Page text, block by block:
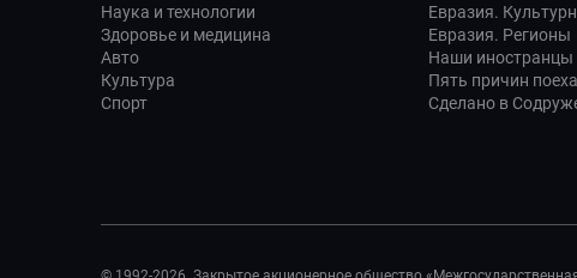
Наука и технологии
Здоровье и медицина
Авто
Культура
Спорт
Евразия.
Евразия. Регионы
Наши иностранцы
Пять причин
Сделано в